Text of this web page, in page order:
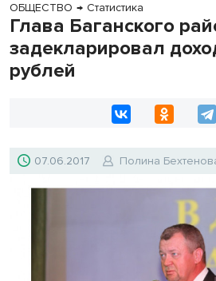
ОБЩЕСТВО → Статистика
Глава Баганского
задекларировал
рублей
07.06.2017 Полина